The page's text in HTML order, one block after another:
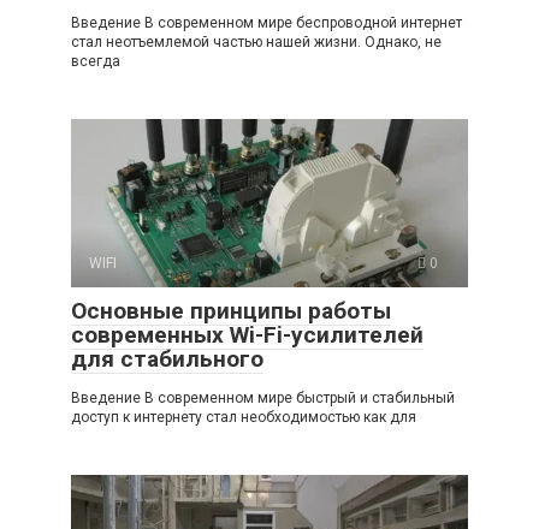
Введение В современном мире беспроводной интернет
стал неотъемлемой частью нашей жизни. Однако, не
всегда
WIFI 0
Основные принципы работы
современных Wi-Fi-усилителей
для стабильного
Введение В современном мире быстрый и стабильный
доступ к интернету стал необходимостью как для